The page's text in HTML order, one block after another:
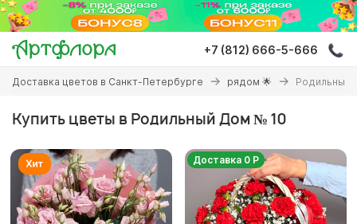
Перейти
основному
содержанию
+7 (812) 666-5-666
Вы
здесь
Доставка цветов в Санкт-Петербурге рядом 🌟 Родильный
Купить цветы в Родильный Дом № 10
Доставка 0 Р